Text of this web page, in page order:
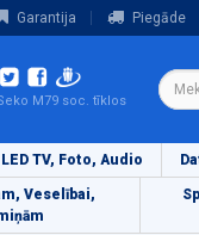
Garantija Piegāde
M79 soc. tīklos
LED TV, Foto, Audio
Veselībai,